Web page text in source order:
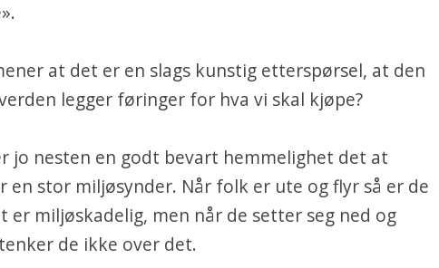
at det er en slags kunstig etterspørsel, at den
legger føringer for hva vi skal kjøpe?
jo nesten en godt bevart hemmelighet det at
stor miljøsynder. Når folk er ute og flyr så er de
er miljøskadelig, men når de setter seg ned og
de ikke over det.